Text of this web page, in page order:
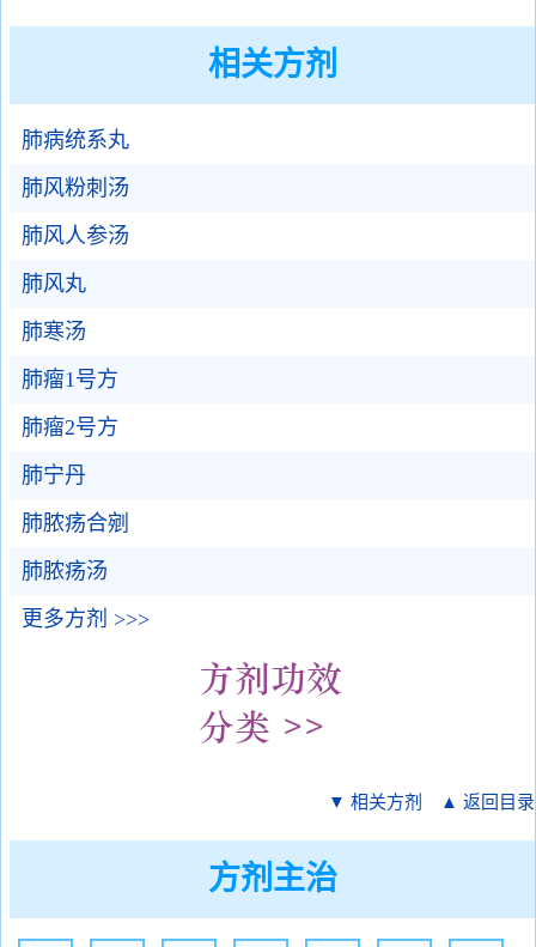
相关方剂
肺病统系丸
肺风粉刺汤
肺风人参汤
肺风丸
肺寒汤
肺瘤1号方
肺瘤2号方
肺宁丹
肺脓疡合剜
肺脓疡汤
更多方剂 >>>
▼ 相关方剂 ▲ 返回目录
方剂主治